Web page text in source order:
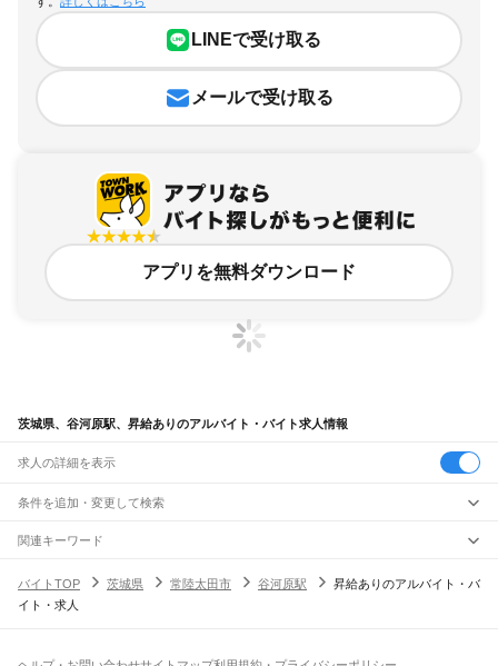
LINEで受け取る
メールで受け取る
アプリを無料ダウンロード
茨城県、谷河原駅、昇給ありのアルバイト・バイト求人情報
求人の詳細を表示
条件を追加・変更して検索
市区町村を追加・変更
茨城県すべて
水戸市
行方市鉾田市つくばみらい市小美玉市東茨城郡 那珂郡久慈郡稲敷郡
駅を追加・変更
職種を追加・変更
飲食・フードサービスすべて
関連キーワード
バイトTOP
茨城県 常陸太田市 谷河原駅
昇給ありのアルバイト・バ
イト・求人